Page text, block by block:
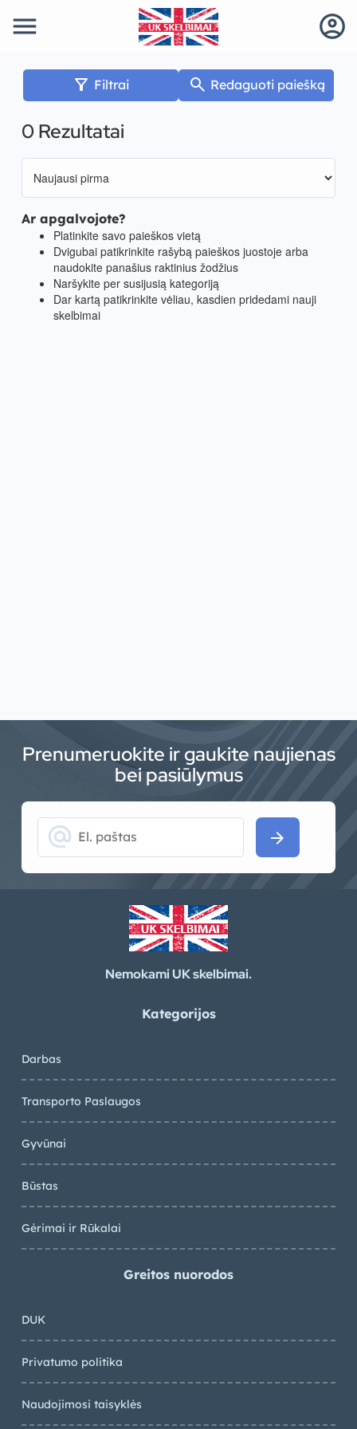
menu account_circle
filter_alt Filtrai search Redaguoti paiešką
0 Rezultatai
Ar apgalvojote?
Platinkite savo paieškos vietą
Dvigubai patikrinkite rašybą paieškos juostoje arba
naudokite panašius raktinius žodžius
Naršykite per susijusią kategoriją
Dar kartą patikrinkite vėliau, kasdien pridedami nauji
skelbimai
Prenumeruokite ir gaukite naujienas
bei pasiūlymus
alternate_email arrow_forward
Nemokami UK skelbimai.
Kategorijos
Darbas
Transporto Paslaugos
Gyvūnai
Būstas
Gėrimai ir Rūkalai
Greitos nuorodos
DUK
Privatumo politika
Naudojimosi taisyklės